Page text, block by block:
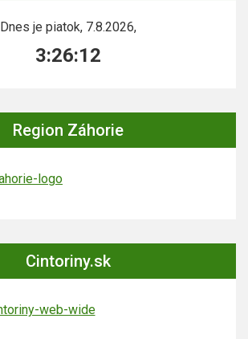
Dnes je piatok, 7.8.2026,
3:26:12
Region Záhorie
Cintoriny.sk